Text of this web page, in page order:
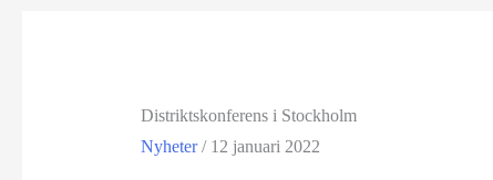
Distriktskonferens i Stockholm
Nyheter/ 12 januari 2022